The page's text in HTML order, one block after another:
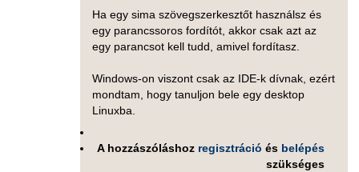
Ha egy sima szövegszerkesztőt használsz és
egy parancssoros fordítót, akkor csak azt az
egy parancsot kell tudd, amivel fordítasz.
Windows-on viszont csak az IDE-k dívnak, ezért
mondtam, hogy tanuljon bele egy desktop
Linuxba.
A hozzászóláshoz regisztráció és belépés
szükséges